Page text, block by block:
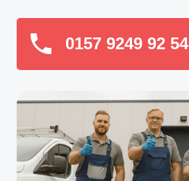
0157 9249 92 54